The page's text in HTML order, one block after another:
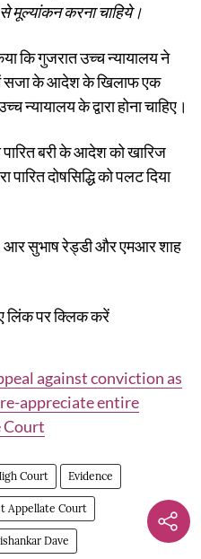
से मूल्यांकन करना चाहिये।
कि गुजरात उच्च न्यायालय ने
सजा के आदेश के खिलाफ एक
के द्वारा होना चाहिए।
पारित बरी के आदेश को खारिज
पारित दोषसिद्धि को पलट दिया
सुभाष रेड्डी और एमआर शाह
लिंक पर क्लिक करें
against conviction as
appreciate entire
Court
Court Evidence
Appellate Court
Dave